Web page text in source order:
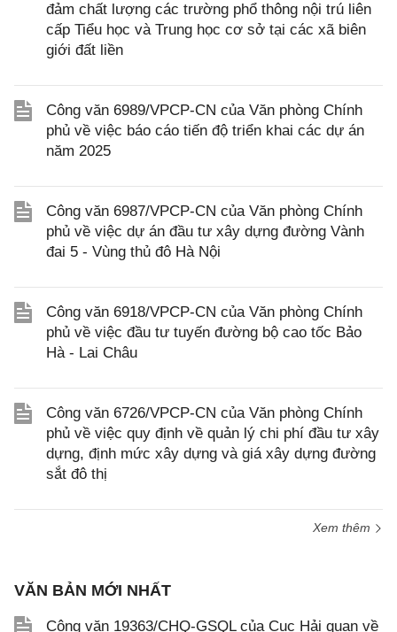
đảm chất lượng các trường phổ thông nội trú liên
cấp Tiểu học và Trung học cơ sở tại các xã biên
giới đất liền
Công văn 6989/VPCP-CN của Văn phòng Chính
phủ về việc báo cáo tiến độ triển khai các dự án
năm 2025
Công văn 6987/VPCP-CN của Văn phòng Chính
phủ về việc dự án đầu tư xây dựng đường Vành
đai 5 - Vùng thủ đô Hà Nội
Công văn 6918/VPCP-CN của Văn phòng Chính
phủ về việc đầu tư tuyến đường bộ cao tốc Bảo
Hà - Lai Châu
Công văn 6726/VPCP-CN của Văn phòng Chính
phủ về việc quy định về quản lý chi phí đầu tư xây
dựng, định mức xây dựng và giá xây dựng đường
sắt đô thị
Xem thêm
VĂN BẢN MỚI NHẤT
Công văn 19363/CHQ-GSQL của Cục Hải quan về